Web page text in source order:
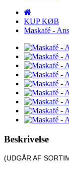
KUP KØB
Maskafé -
Beskrivelse
(UDGÅR AF